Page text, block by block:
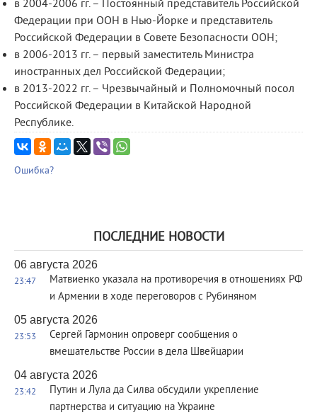
в 2004-2006 гг. – Постоянный представитель Российской
Федерации при ООН в Нью-Йорке и представитель
Российской Федерации в Совете Безопасности ООН;
в 2006-2013 гг. – первый заместитель Министра
иностранных дел Российской Федерации;
в 2013-2022 гг. – Чрезвычайный и Полномочный посол
Российской Федерации в Китайской Народной
Республике.
Ошибка?
ПОСЛЕДНИЕ НОВОСТИ
06 августа 2026
23:47
Матвиенко указала на противоречия в отношениях РФ
и Армении в ходе переговоров с Рубиняном
05 августа 2026
23:53
Сергей Гармонин опроверг сообщения о
вмешательстве России в дела Швейцарии
04 августа 2026
23:42
Путин и Лула да Силва обсудили укрепление
партнерства и ситуацию на Украине